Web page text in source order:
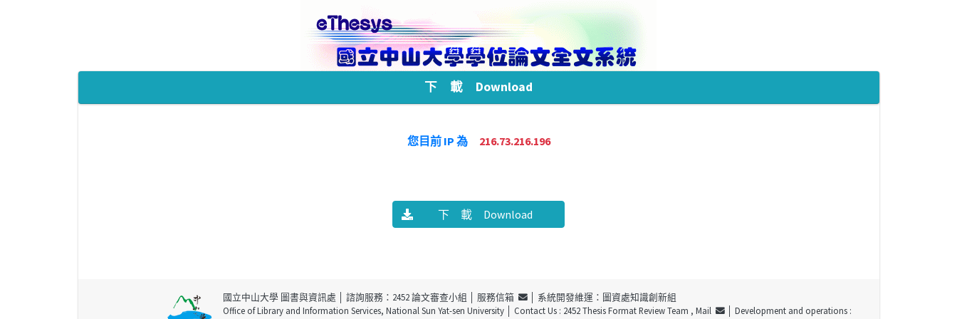
下 載 Download
您目前 IP 為 216.73.216.196
下 載 Download
國立中山大學 圖書與資訊處 │ 諮詢服務：2452 論文審查小組 │ 服務信箱
│ 系統開發維運：圖資處知識創新組
Office of Library and Information Services, National Sun Yat-sen University│ Contact Us : 2452 Thesis Format Review Team , Mail
│ Development and operations :